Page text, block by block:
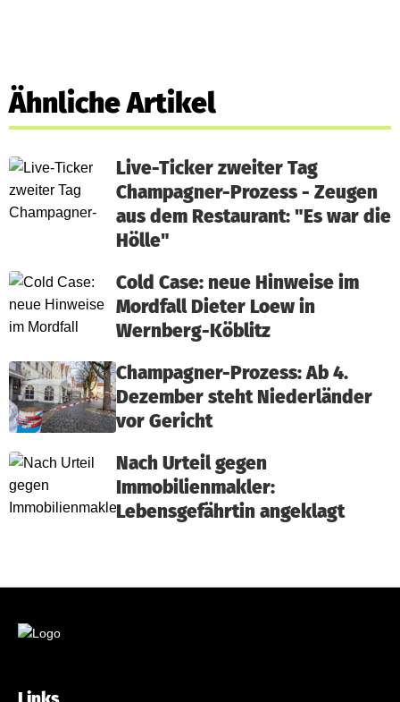
Ähnliche Artikel
Live-Ticker zweiter Tag
Champagner-Prozess - Zeugen
aus dem Restaurant: "Es war die
Hölle"
Cold Case: neue Hinweise im
Mordfall Dieter Loew in
Wernberg-Köblitz
Champagner-Prozess: Ab 4.
Dezember steht Niederländer
vor Gericht
Nach Urteil gegen
Immobilienmakler:
Lebensgefährtin angeklagt